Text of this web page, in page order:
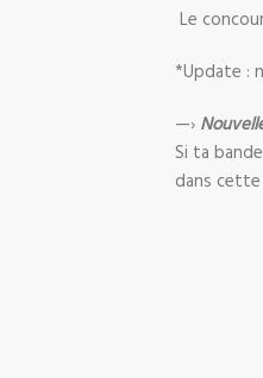
Le
*Update :
—›
Si ta
dans cette